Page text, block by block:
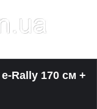
e-Rally 170 см +